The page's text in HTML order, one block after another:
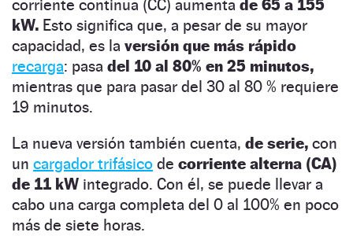
corriente continua (CC) aumenta de 65 a 155
kW. Esto significa que, a pesar de su mayor
capacidad, es la versión que más rápido
recarga: pasa del 10 al 80% en 25 minutos,
mientras que para pasar del 30 al 80 % requiere
19 minutos.
La nueva versión también cuenta, de serie, con
un cargador trifásico de corriente alterna (CA)
de 11 kW integrado. Con él, se puede llevar a
cabo una carga completa del 0 al 100% en poco
más de siete horas.